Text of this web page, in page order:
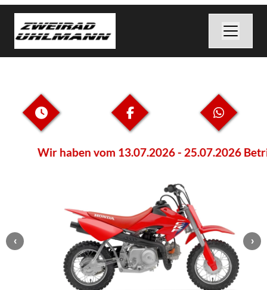
Wir haben vom 13.07.2026 - 25.07.2026